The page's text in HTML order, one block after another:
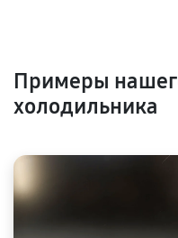
Примеры
холодильника